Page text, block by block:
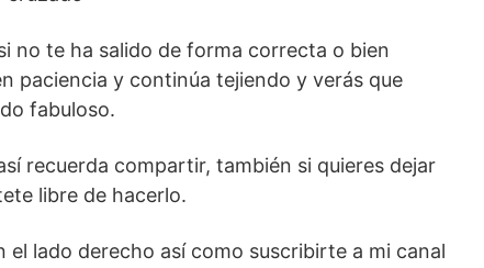
no te ha salido de forma correcta o bien
paciencia y continúa tejiendo y verás que
fabuloso.
recuerda compartir, también si quieres dejar
libre de hacerlo.
lado derecho así como suscribirte a mi canal